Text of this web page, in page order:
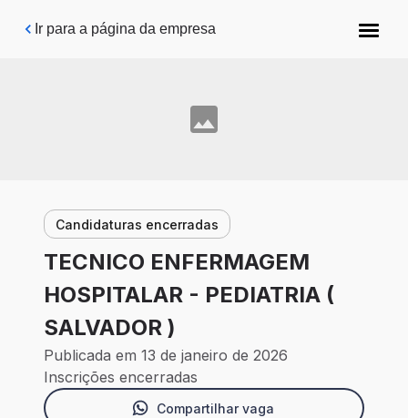
Pular para o conteúdo principal
Ir para a página da empresa
Candidaturas encerradas
TECNICO ENFERMAGEM
HOSPITALAR - PEDIATRIA (
SALVADOR )
Publicada em 13 de janeiro de 2026
Inscrições encerradas
Compartilhar vaga